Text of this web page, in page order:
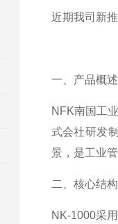
近期我司新
一、产品概述
NFK南国工
式会社研发
景，是工业
二、核心结
NK-1000采